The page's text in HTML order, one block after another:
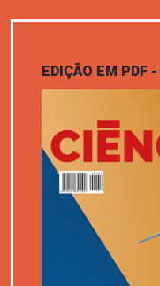
EDIÇÃO EM PDF -